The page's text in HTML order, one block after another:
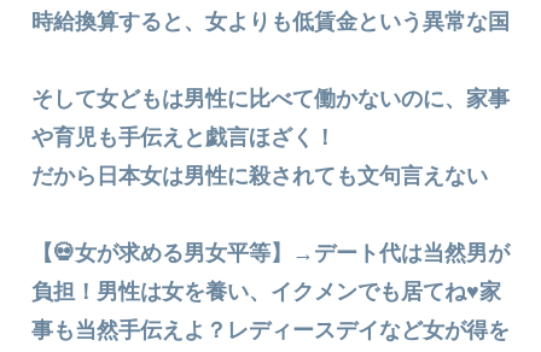
時給換算すると、女よりも低賃金という異常な国
そして女どもは男性に比べて働かないのに、家事
や育児も手伝えと戯言ほざく！
だから日本女は男性に殺されても文句言えない
【💀女が求める男女平等】→デート代は当然男が
負担！男性は女を養い、イクメンでも居てね♥家
事も当然手伝えよ？レディースデイなど女が得を